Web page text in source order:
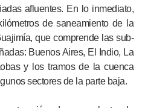
afluentes. En lo inmediato,
de saneamiento de la
que comprende las sub-
Buenos Aires, El Indio, La
y los tramos de la cuenca
sectores de la parte baja.